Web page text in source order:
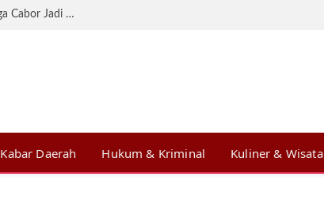
KONI Lampung Matangkan Persiapan BK PON 2028, Tiga Cabor Jadi Prioritas
Kabar Daerah Hukum & Kriminal Kuliner & Wisata